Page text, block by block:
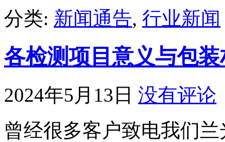
分类: 新闻通告, 行业新闻
各检测项目意义与包
2024年5月13日 没有评论
曾经很多客户致电我们